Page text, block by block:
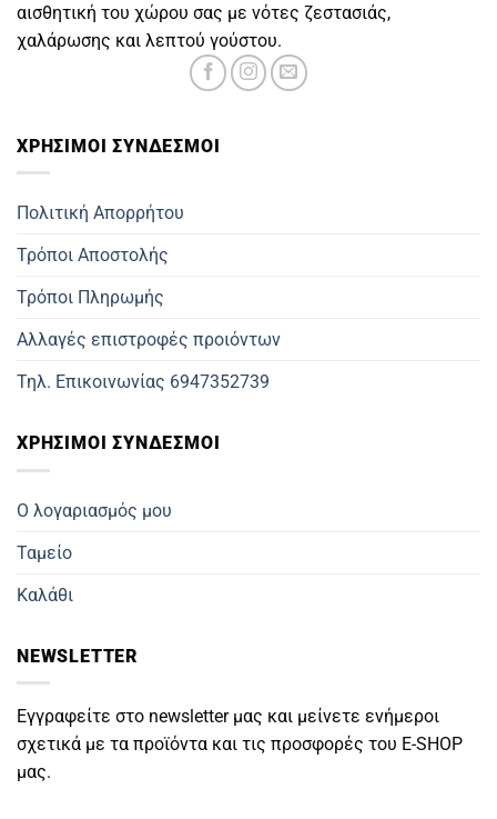
αισθητική του χώρου σας με νότες ζεστασιάς,
χαλάρωσης και λεπτού γούστου.
ΧΡΗΣΙΜOΙ ΣΥΝΔΕΣΜΟΙ
Πολιτική Απορρήτου
Τρόποι Αποστολής
Τρόποι Πληρωμής
Αλλαγές επιστροφές προιόντων
Τηλ. Επικοινωνίας 6947352739
ΧΡΗΣΙΜΟΙ ΣΥΝΔΕΣΜΟΙ
Ο λογαριασμός μου
Ταμείο
Καλάθι
NEWSLETTER
Εγγραφείτε στο newsletter μας και μείνετε ενήμεροι
σχετικά με τα προϊόντα και τις προσφορές του E-SHOP
μας.